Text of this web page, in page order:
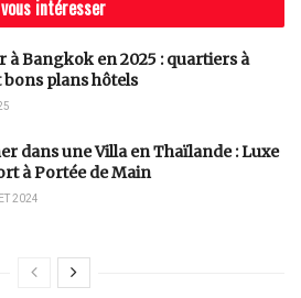
vous intéresser
à Bangkok en 2025 : quartiers à
bons plans hôtels
dans une Villa en Thaïlande : Luxe
à Portée de Main
2024